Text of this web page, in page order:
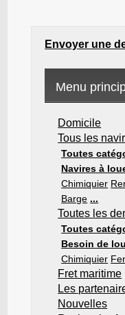
Envoyer une
Menu
Domicile
Tous les
Toutes
Navires à
Chimiquier
Barge ...
Toutes les
Toutes
Besoin de
Chimiquier
Fret maritime
Les
Nouvelles